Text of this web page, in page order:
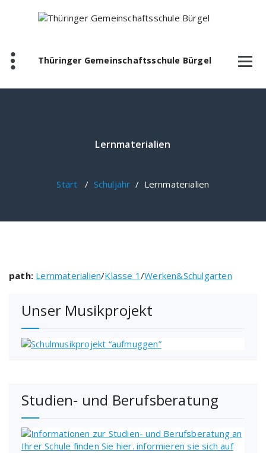
Thüringer Gemeinschaftsschule Bürgel
Lernmaterialien
Start / Schuljahr / Lernmaterialien
path: Lernmaterialien/Klasse 1/Werken&Schulgarten
Unser Musikprojekt
Studien- und Berufsberatung